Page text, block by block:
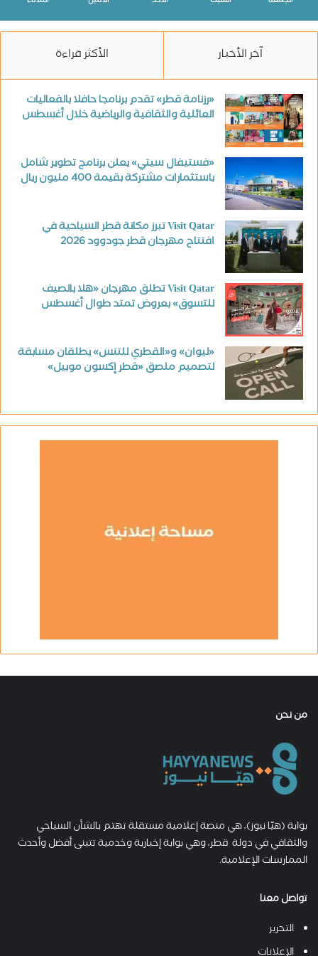
آخر الأخبار الأكثر قراءة
«رزنامة قطر» تقدم برنامجا حافلا بالفعاليات
العائلية والثقافية والرياضية خلال أغسطس
«فستيفال سيتي» يعلن برنامج تطوير شامل
باستثمارات مشتركة بقيمة 400 مليون ريال
Visit Qatar تبرز مكانة قطر السياحية في
افتتاح مهرجان قطر جودوود 2026
Visit Qatar تطلق مهرجان «هلا بالصيف
للتسوق» بعروض تمتد طوال أغسطس
«ليوان» و«القطري للتنس» يطلقان مسابقة
لتصميم ملصق «قطر إكسون موبيل»
من نحن
بوابة (هيّا نيوز)، هي منصة إعلامية مستقلة تهتم بالشأن السياحي
والثقافي في دولة قطر، وهي بوابة إخبارية وخدمية تتبنى أفضل وأحدث
الممارسات الإعلامية.
تواصل معنا
التحرير